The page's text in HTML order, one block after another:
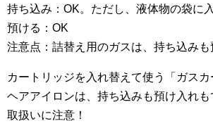
持ち込み：OK。ただし、液体物の袋に入
預ける：OK
注意点：詰替え用のガスは、持ち込みも
カートリッジを入れ替えて使う「ガス
ヘアアイロンは、持ち込みも預け入れも
取扱いに注意！